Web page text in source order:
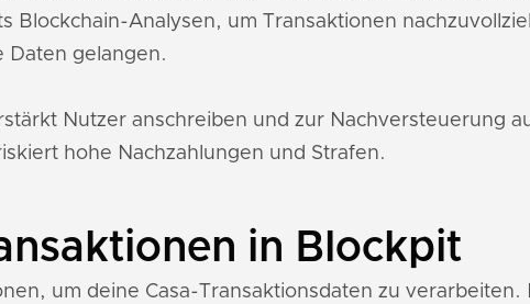
Blockchain-Analysen, um Transaktionen
Daten gelangen.
Nutzer anschreiben und zur Nachversteuerung
hohe Nachzahlungen und Strafen.
in Blockpit
um deine Casa-Transaktionsdaten zu verarbeiten.